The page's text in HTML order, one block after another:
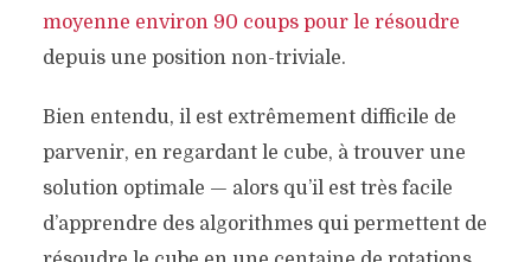
moyenne environ 90 coups pour le résoudre
depuis une position non-triviale.
Bien entendu, il est extrêmement difficile de
parvenir, en regardant le cube, à trouver une
solution optimale — alors qu’il est très facile
d’apprendre des algorithmes qui permettent de